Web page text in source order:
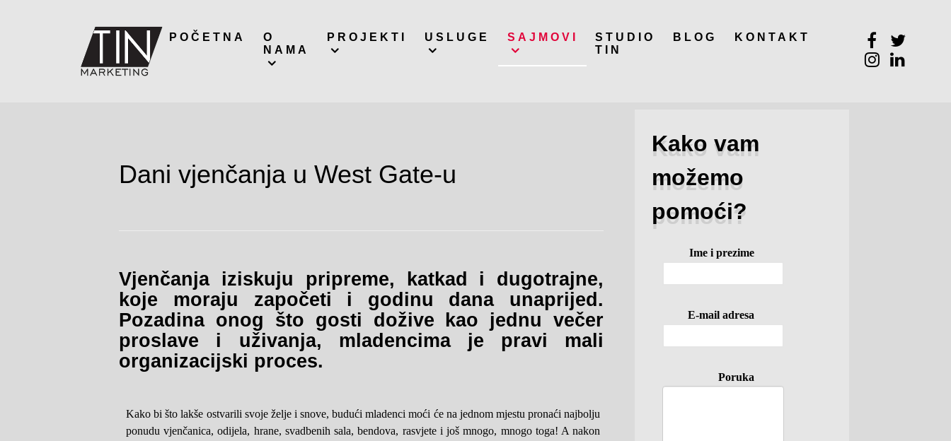
POČETNA
O
NAMA
PROJEKTI USLUGE SAJMOVI
STUDIO
TIN
BLOG KONTAKT
Dani vjenčanja u West Gate-u
Vjenčanja iziskuju pripreme, katkad i dugotrajne,
koje moraju započeti i godinu dana unaprijed.
Pozadina onog što gosti dožive kao jednu večer
proslave i uživanja, mladencima je pravi mali
organizacijski proces.
Kako bi što lakše ostvarili svoje želje i snove, budući mladenci moći će na jednom mjestu pronaći najbolju
ponudu vjenčanica, odijela, hrane, svadbenih sala, bendova, rasvjete i još mnogo, mnogo toga! A nakon
Kako vam
možemo
pomoći?
Ime i prezime
E-mail adresa
Poruka